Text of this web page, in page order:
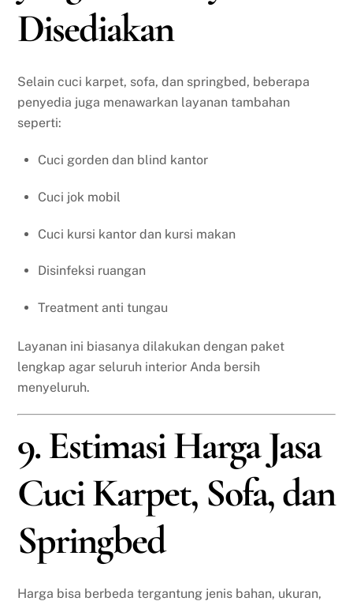
Disediakan
Selain cuci karpet, sofa, dan springbed, beberapa
penyedia juga menawarkan layanan tambahan
seperti:
Cuci gorden dan blind kantor
Cuci jok mobil
Cuci kursi kantor dan kursi makan
Disinfeksi ruangan
Treatment anti tungau
Layanan ini biasanya dilakukan dengan paket
lengkap agar seluruh interior Anda bersih
menyeluruh.
9. Estimasi Harga Jasa
Cuci Karpet, Sofa, dan
Springbed
Harga bisa berbeda tergantung jenis bahan, ukuran,